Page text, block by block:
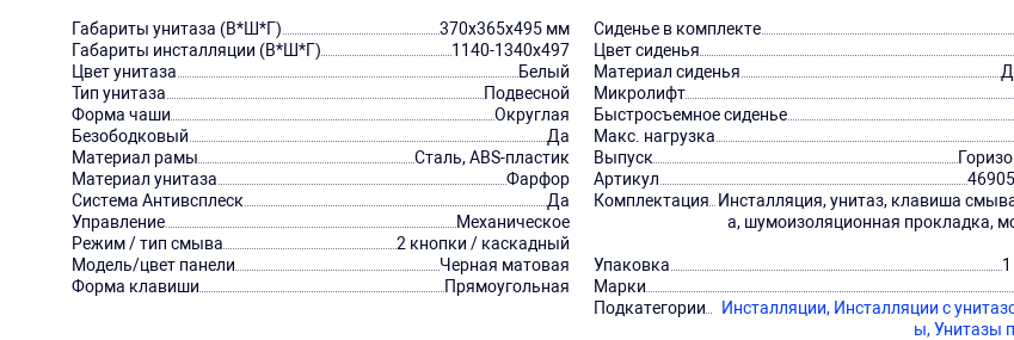
Габариты унитаза (В*Ш*Г)
370х365х495 мм
Габариты инсталляции (В*Ш*Г)
1140-1340х497
Цвет унитаза
Белый
Тип унитаза
Подвесной
Форма чаши
Округлая
Безободковый
Да
Материал рамы
Сталь, ABS-пластик
Материал унитаза
Фарфор
Система Антивсплеск
Да
Управление
Механическое
Режим / тип смыва
2 кнопки / каскадный
Модель/цвет панели
Черная матовая
Форма клавиши
Прямоугольная
Сиденье в комплекте
Цвет сиденья
Материал сиденья
Микролифт
Быстросъемное сиденье
Макс. нагрузка
Выпуск
Артикул
Комплектация
Инсталляция, унитаз, клавиша
а, шумоизоляционная прокладка,
Упаковка
Марки
Подкатегории
Инсталляции, Инсталляции с
ы,Унитазы